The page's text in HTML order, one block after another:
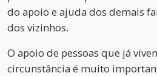
do apoio e ajuda dos demais
dos vizinhos.
O apoio de pessoas que já
circunstância é muito